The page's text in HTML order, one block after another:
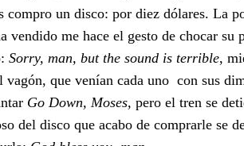
compro un disco: por diez dólares. La
vendido me hace el gesto de chocar
Sorry, man, but the sound is terrible,
vagón, que venían cada uno con sus
Go Down, Moses, pero el tren se
del disco que acabo de comprarle se